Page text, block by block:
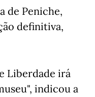
de Peniche,
definitiva,
Liberdade irá
indicou a